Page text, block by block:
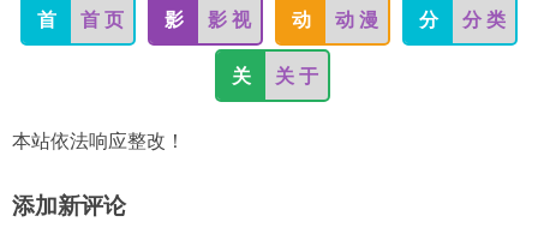
首 首 页 影 影 视 动 动 漫 分 分 类
关 关 于
本站依法响应整改！
添加新评论